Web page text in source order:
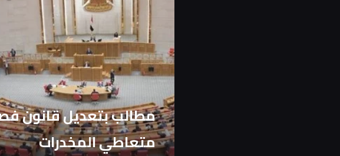
مطالب بتعديل قانون
متعاطي المخدرات